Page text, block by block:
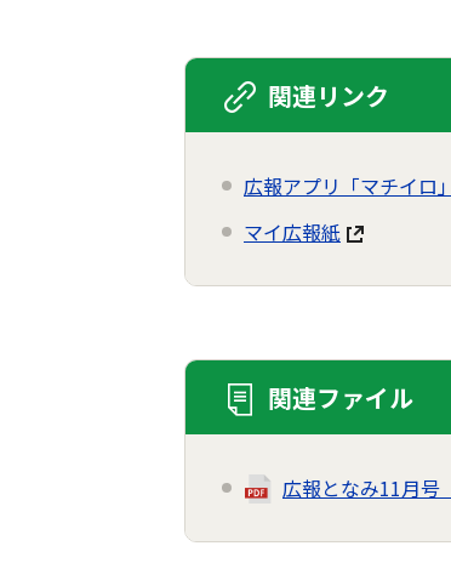
関連リンク
広報アプリ「マチイロ」
マイ広報紙
関連ファイル
広報となみ11月号